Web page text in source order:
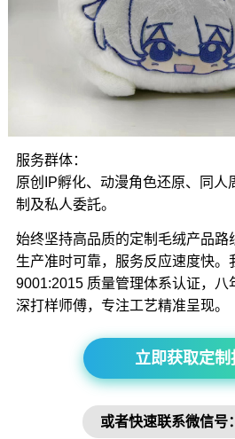
服务群体：
原创IP孵化、动漫角色还原、同人
制及私人委託。
始终坚持高品质的定制毛绒产品路
生产准时可靠，服务反应速度快。
9001:2015 质量管理体系认证，八
深打样师傅，专注工艺精准呈现。
立即获取定制
或者快速联系微信号：